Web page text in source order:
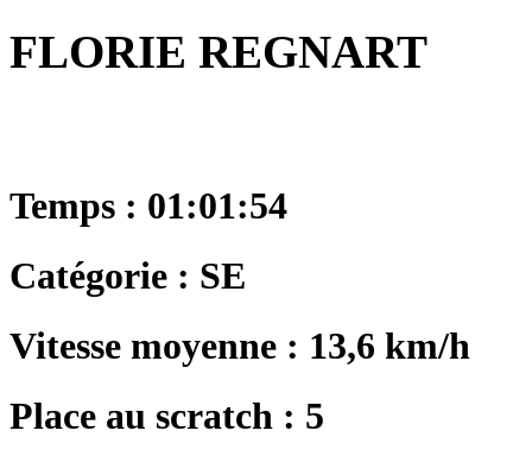
FLORIE REGNART
Temps : 01:01:54
Catégorie : SE
Vitesse moyenne : 13,6 km/h
Place au scratch : 5